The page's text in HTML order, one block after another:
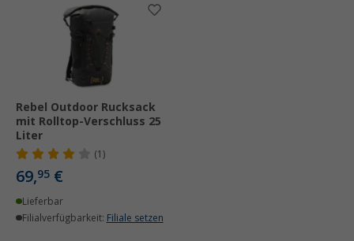
Rebel Outdoor Rucksack
mit Rolltop-Verschluss 25
Liter
(1)
69,95 €
Lieferbar
Filialverfügbarkeit: Filiale setzen